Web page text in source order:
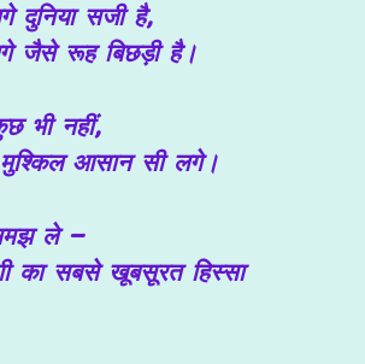
दुनिया सजी है,
जैसे रूह बिछड़ी है।
भी नहीं,
आसान सी लगे।
ले –
का सबसे खूबसूरत हिस्सा